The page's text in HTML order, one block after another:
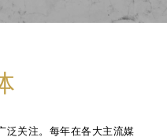
泛关注。每年在各大主流媒